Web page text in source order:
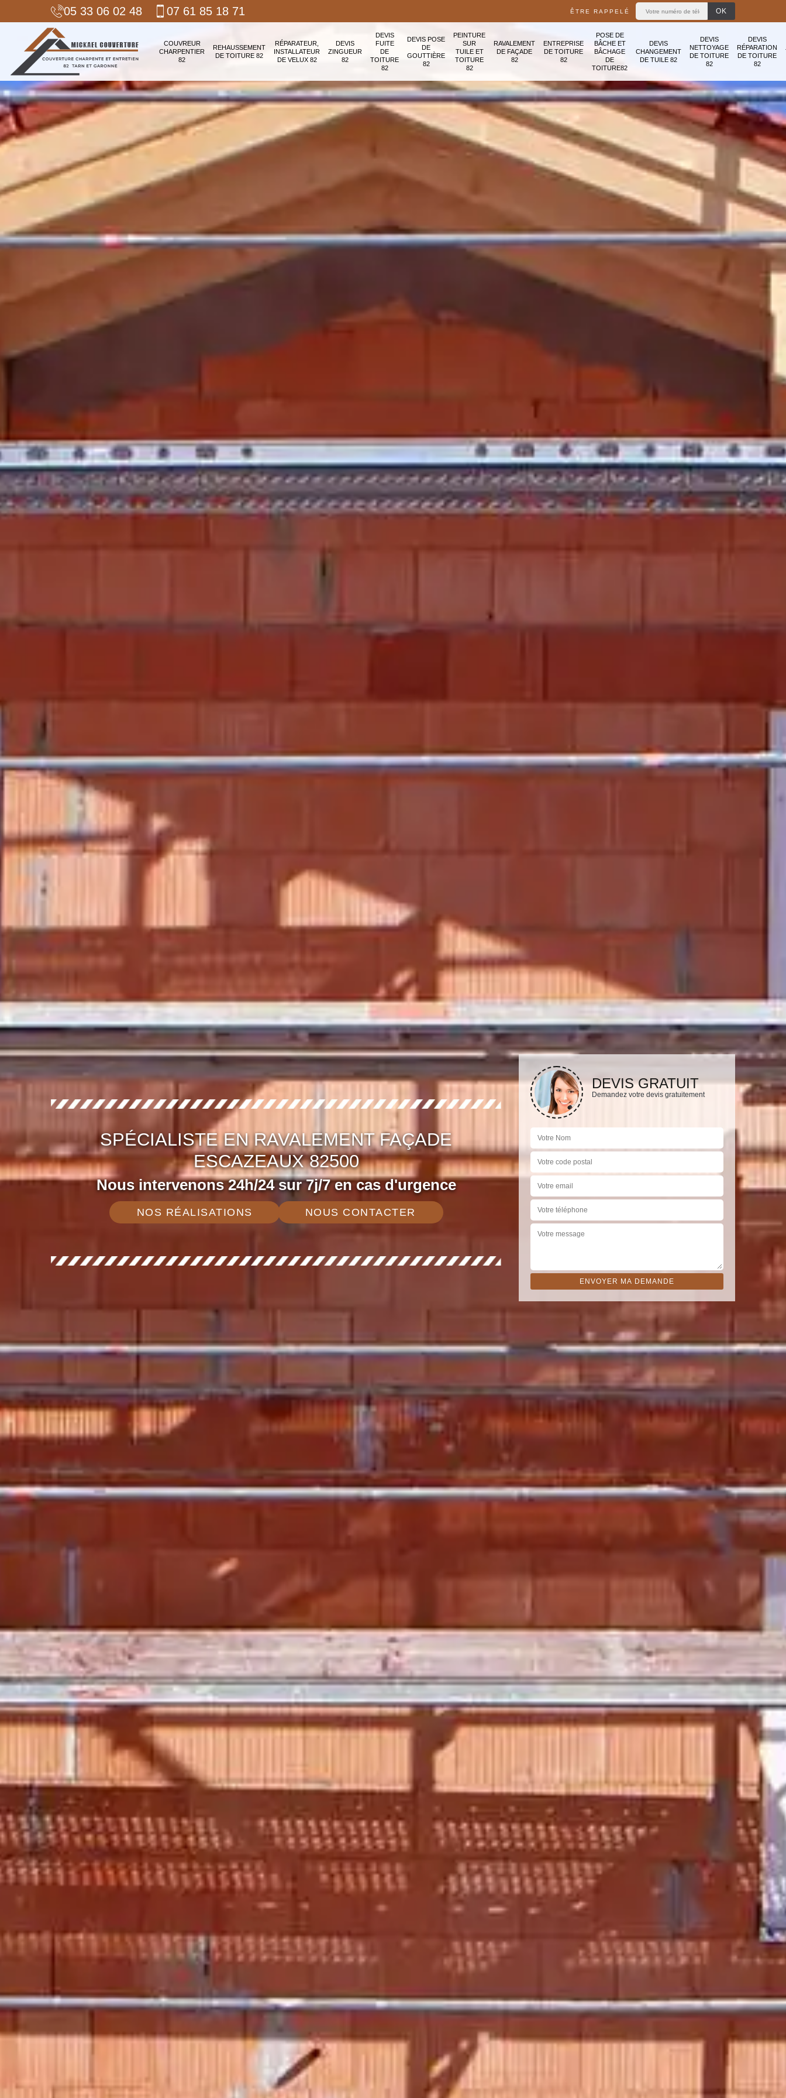
05 33 06 02 48 07 61 85 18 71 ÊTRE RAPPELÉ
COUVREUR
CHARPENTIER
82
REHAUSSEMENT
DE TOITURE 82
RÉPARATEUR,
INSTALLATEUR
DE VELUX 82
DEVIS
ZINGUEUR
82
DEVIS
FUITE
DE
TOITURE
82
DEVIS POSE
DE
GOUTTIÈRE
82
PEINTURE
SUR
TUILE ET
TOITURE
82
RAVALEMENT
DE FAÇADE
82
ENTREPRISE
DE TOITURE
82
POSE DE
BÂCHE ET
BÂCHAGE
DE
TOITURE82
DEVIS
CHANGEMENT
DE TUILE 82
DEVIS
NETTOYAGE
DE TOITURE
82
DEVIS
RÉPARATION
DE TOITURE
82
SPÉCIALISTE EN RAVALEMENT FAÇADE
ESCAZEAUX 82500
Nous intervenons 24h/24 sur 7j/7 en cas d'urgence
NOS RÉALISATIONS NOUS CONTACTER
DEVIS GRATUIT
Demandez votre devis gratuitement